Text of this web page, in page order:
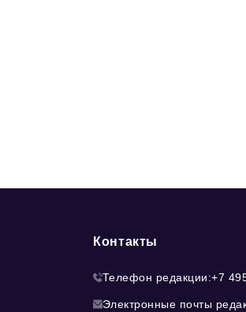
Контакты
Телефон редакции:+7
Электронные почты